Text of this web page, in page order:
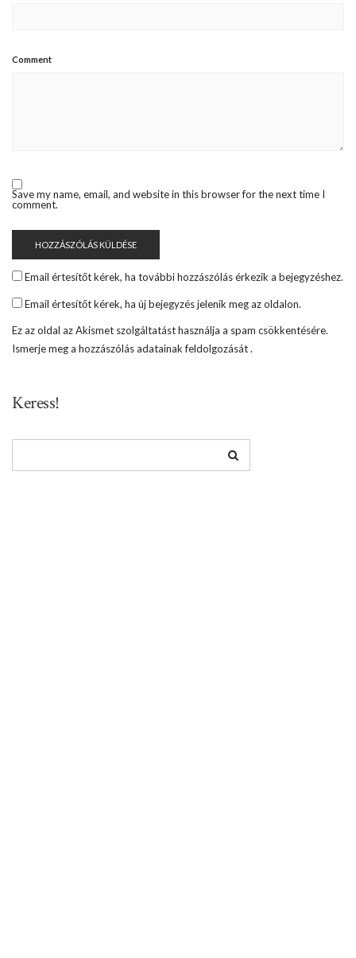
Comment
Save my name, email, and website in this browser for the next time I
comment.
Email értesítőt kérek, ha további hozzászólás érkezik a bejegyzéshez.
Email értesítőt kérek, ha új bejegyzés jelenik meg az oldalon.
Ez az oldal az Akismet szolgáltatást használja a spam csökkentésére.
Ismerje meg a hozzászólás adatainak feldolgozását.
Keress!